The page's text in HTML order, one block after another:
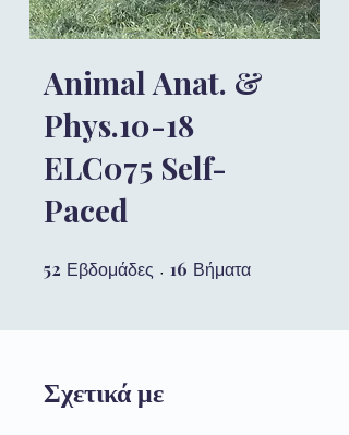
Animal Anat. &
Phys.10-18
ELC075 Self-
Paced
52 Εβδομάδες 52 Εβδομάδες
16 Βήματα
Σχετικά με